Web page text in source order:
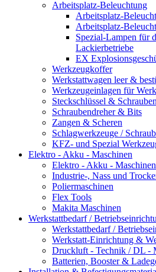
Arbeitsplatz-Beleuchtung
Arbeitsplatz-
Arbeitsplatz-
Spezial-Lampen für
Lackierbetriebe
EX
Werkzeugkoffer
Werkstattwagen leer &
Werkzeugeinlagen für
Steckschlüssel &
Schraubendreher & Bits
Zangen & Scheren
Schlagwerkzeuge /
KFZ- und Spezial
Elektro - Akku - Maschinen
Elektro - Akku -
Industrie-, Nass und
Poliermaschinen
Flex Tools
Makita Maschinen
Werkstattbedarf /
Werkstattbedarf /
Werkstatt-Einrichtung &
Druckluft - Technik / DL -
Batterien, Booster &